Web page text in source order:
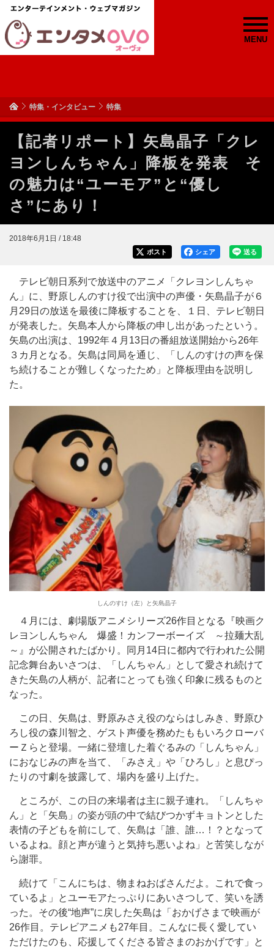
MENU
特集・インタビュー 特集
【記者リポート】矢島晶子「クレ
ヨンしんちゃん」降板を発表 そ
の魅力は“ユーモア”と“優し
さ”にあり！
2018年6月1日 / 18:48
送る
シェア
ポスト
テレビ朝日系列で放送中のアニメ「クレヨンしんちゃ
ん」に、野原しんのすけ役で出演中の声優・矢島晶子が６
月29日の放送を最後に降板することを、１日、テレビ朝日
が発表した。矢島本人から降板の申し出があったという。
矢島の出演は、1992年４月13日の番組放送開始から26年
３カ月となる。矢島は同局を通じ、「しんのすけの声を保
ち続けることが難しくなったため」と降板理由を説明し
た。
しんのすけ（左）と矢島晶子
４月には、劇場版アニメシリーズ26作目となる『映画ク
レヨンしんちゃん 爆盛！カンフーボーイズ ～拉麺大乱
～』が公開されたばかり。同月14日に都内で行われた公開
記念舞台あいさつは、「しんちゃん」として愛され続けて
きた矢島の人柄が、記者にとっても強く印象に残るものと
なった。
この日、矢島は、野原みさえ役のならはしみき、野原ひ
ろし役の森川智之、ゲスト声優を務めたももいろクローバ
ーＺらと登場。一緒に登壇した着ぐるみの「しんちゃん」
におなじみの声を当て、「みさえ」や「ひろし」と息ぴっ
たりの寸劇を披露して、場内を盛り上げた。
ところが、この日の来場者は主に親子連れ。「しんちゃ
ん」と「矢島」の姿が頭の中で結びつかずキョトンとした
表情の子どもを前にして、矢島は「誰、誰…！？となって
いるよね。顔と声が違うと気持ち悪いよね」と苦笑しなが
ら謝罪。
続けて「こんにちは、物まねおばさんだよ。これで食っ
ているよ」とユーモアたっぷりにあいさつして、笑いを誘
った。その後“地声”に戻した矢島は「おかげさまで映画が
26作目。テレビアニメも27年目。こんなに長く愛してい
ただけたのも、応援してくださる皆さまのおかげです」と